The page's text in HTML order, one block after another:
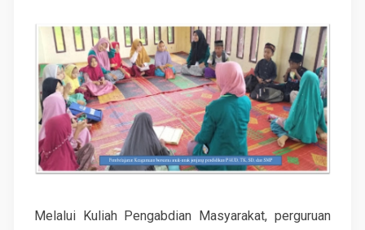
Melalui Kuliah Pengabdian Masyarakat, perguruan